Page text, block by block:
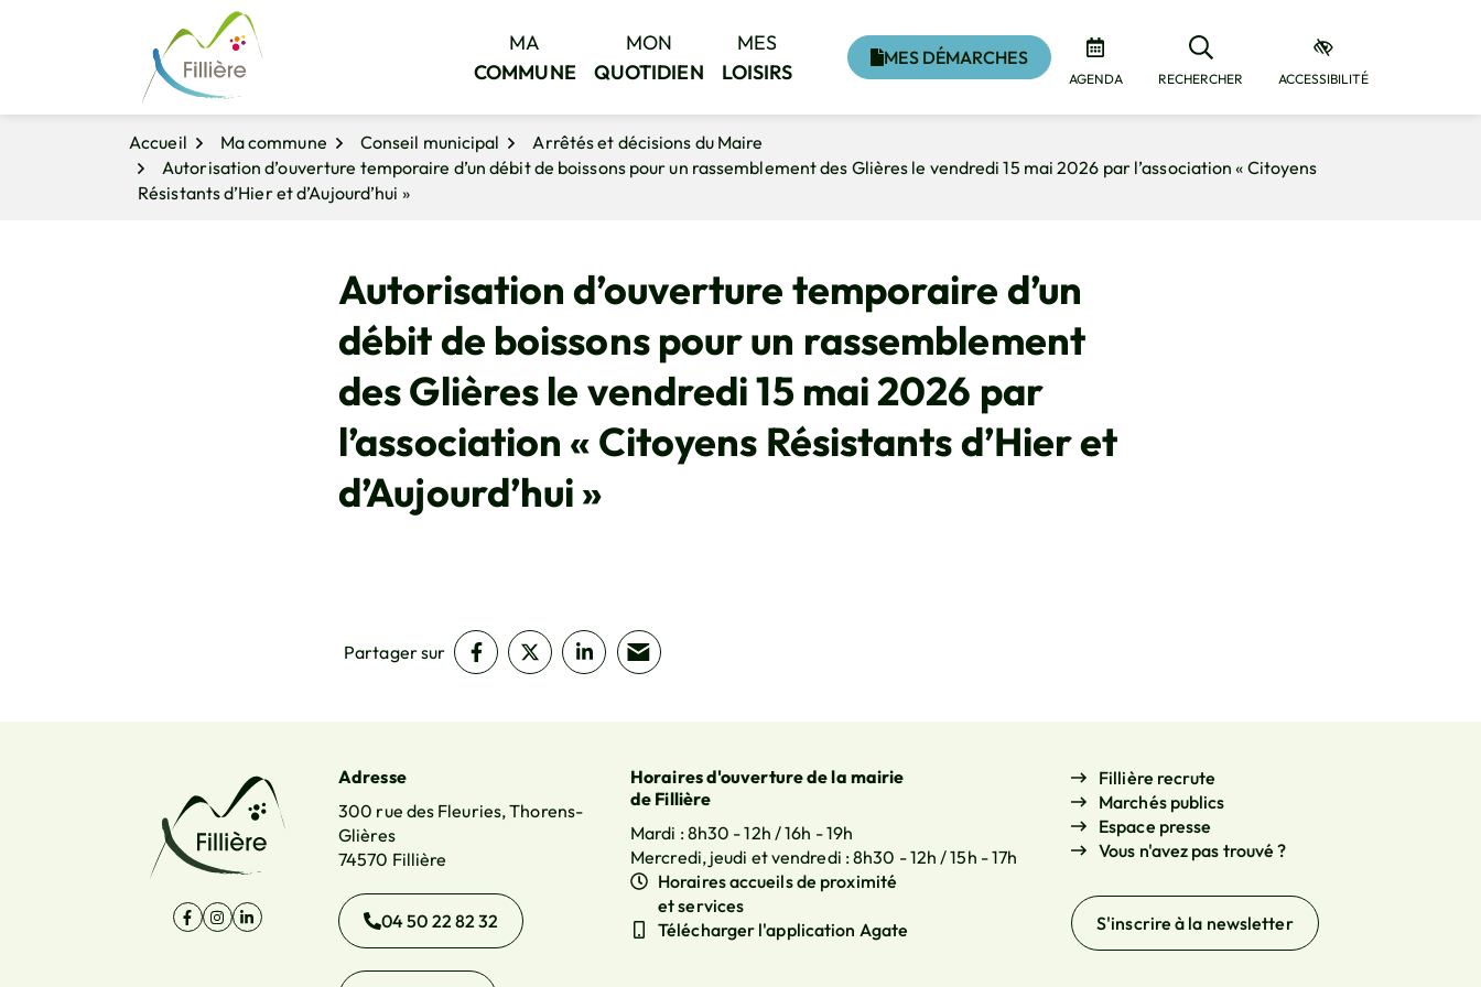
MA
COMMUNE
MON
QUOTIDIEN
MES
LOISIRS
MES DÉMARCHES
AGENDA RECHERCHER ACCESSIBILITÉ
Accueil Ma commune Conseil municipal
Arrêtés et décisions du Maire
Autorisation d’ouverture temporaire d’un débit de boissons pour un rassemblement des Glières le vendredi 15 mai 2026 par l’association « Citoyens
Résistants d’Hier et d’Aujourd’hui »
Autorisation d’ouverture temporaire d’un
débit de boissons pour un rassemblement
des Glières le vendredi 15 mai 2026 par
l’association « Citoyens Résistants d’Hier et
d’Aujourd’hui »
Partager sur Partager sur Facebook
(ouverture dans un nouvel onglet)
Partager sur X (Twitter)
(ouverture dans un nouvel onglet)
Partager sur LinkedIn
(ouverture dans un nouvel onglet)
Partager par e-mail
(ouverture dans un nouvel onglet)
Facebook
(ouverture dans un nouvel onglet)
Instagram
(ouverture dans un nouvel onglet)
Linkedin
(ouverture dans un nouvel onglet)
Adresse
300 rue des Fleuries, Thorens-
Glières
74570 Fillière
04 50 22 82 32
Horaires d'ouverture de la mairie
de Fillière
Mardi : 8h30 - 12h / 16h - 19h
Mercredi, jeudi et vendredi : 8h30 - 12h / 15h - 17h
Horaires accueils de proximité
et services
Télécharger l'application Agate
Fillière recrute
Marchés publics
Espace presse
Vous n'avez pas trouvé ?
S'inscrire à la newsletter